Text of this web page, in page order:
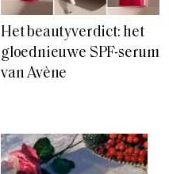
Het beautyverdict: het
gloednieuwe SPF-serum
van Avène